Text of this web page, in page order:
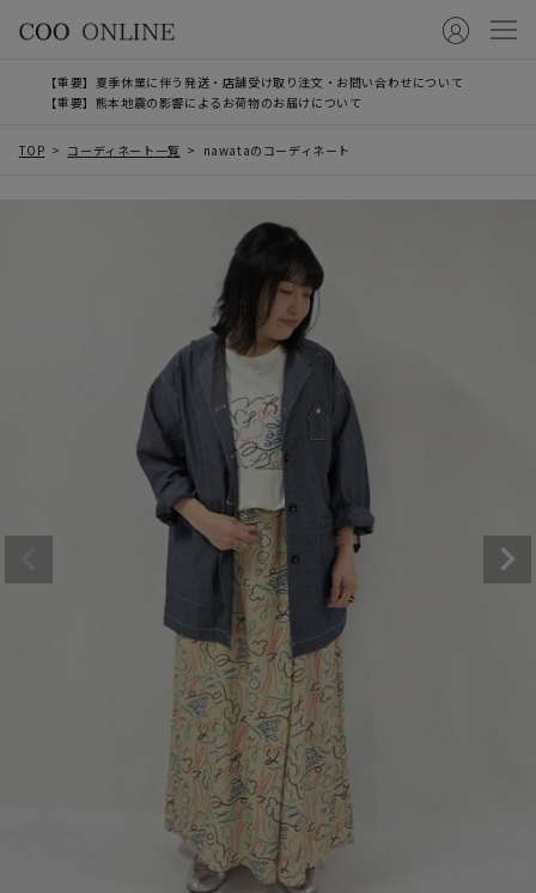
【重要】夏季休業に伴う発送・店舗受け取り注文・お問い合わせについて
【重要】熊本地震の影響によるお荷物のお届けについて
TOP コーディネート一覧 nawataのコーディネート